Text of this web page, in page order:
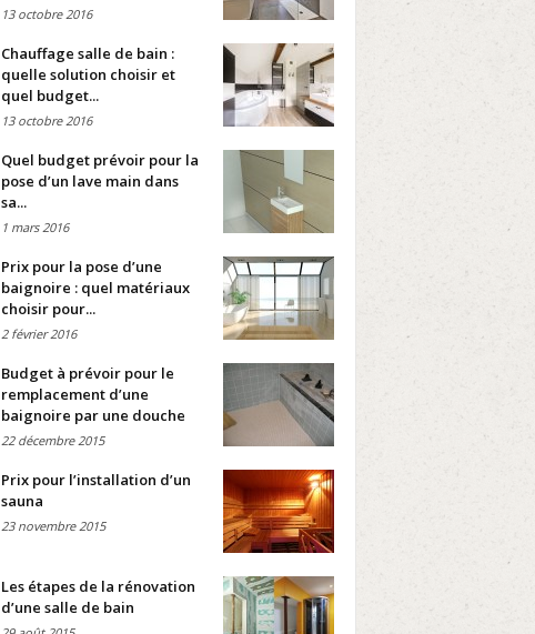
13 octobre 2016
Chauffage salle de bain :
quelle solution choisir et
quel budget...
13 octobre 2016
Quel budget prévoir pour la
pose d’un lave main dans
sa...
1 mars 2016
Prix pour la pose d’une
baignoire : quel matériaux
choisir pour...
2 février 2016
Budget à prévoir pour le
remplacement d’une
baignoire par une douche
22 décembre 2015
Prix pour l’installation d’un
sauna
23 novembre 2015
Les étapes de la rénovation
d’une salle de bain